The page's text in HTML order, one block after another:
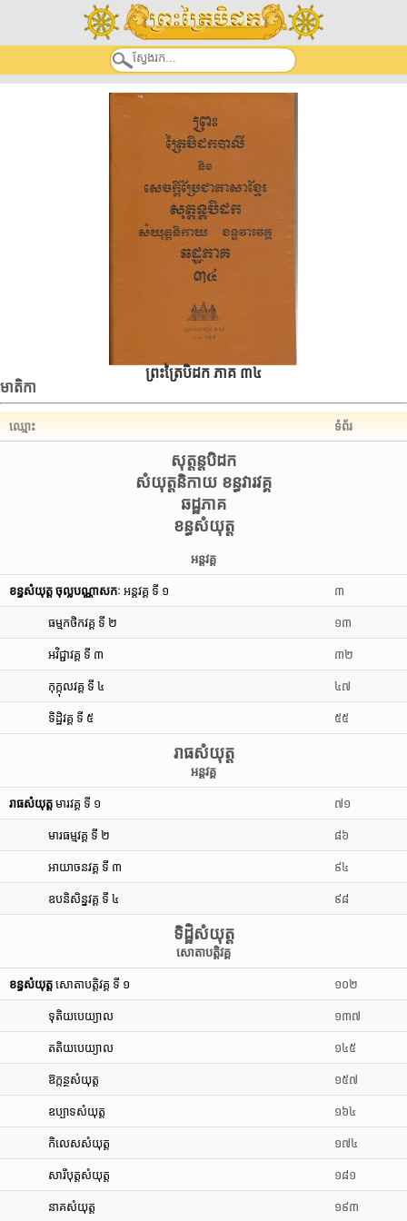
ព្រះត្រៃបិដក ភាគ ៣៤
មាតិកា
ឈ្មោះ ទំព័រ
សុត្តន្តបិដក
សំយុត្តនិកាយ ខន្ធវារវគ្គ
ឆដ្ឋភាគ
ខន្ធសំយុត្ត
អន្តវគ្គ
ខន្ធសំយុត្ត ចុល្លបណ្ណាសកៈ អន្តវគ្គ ទី ១ ៣
ធម្មកថិកវគ្គ ទី ២ ១៣
អវិជ្ជាវគ្គ ទី ៣ ៣២
កុក្កុលវគ្គ ទី ៤ ៤៧
ទិដ្ឋិវគ្គ ទី ៥ ៥៥
រាធសំយុត្ត
អន្តវគ្គ
រាធសំយុត្ត មារវគ្គ ទី ១ ៧១
មារធម្មវគ្គ ទី ២ ៨៦
អាយាចនវគ្គ ទី ៣ ៩៤
ឧបនិសិន្នវគ្គ ទី ៤ ៩៨
ទិដ្ឋិសំយុត្ត
សោតាបត្តិវគ្គ
ខន្ធសំយុត្ត សោតាបត្តិវគ្គ ទី ១ ១០២
ទុតិយបេយ្យាល ១៣៧
តតិយបេយ្យាល ១៤៥
ឱក្កន្ថសំយុត្ត ១៥៧
ឧប្បាទសំយុត្ត ១៦៤
កិលេសសំយុត្ត ១៧៤
សារីបុត្តសំយុត្ត ១៨១
នាគសំយុត្ត ១៩៣